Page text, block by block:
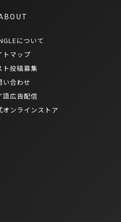
について
トマップ
ト投稿募集
い合わせ
語広告配信
オンラインストア